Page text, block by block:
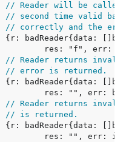
// Reader will be called
// second time valid
// correctly and the error
// Reader returns
// error is returned.
// Reader returns invalid
// is returned.